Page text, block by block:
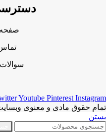
Youtube Pinterest Instagram
تمام حقوق مادی و معنوی
بستن